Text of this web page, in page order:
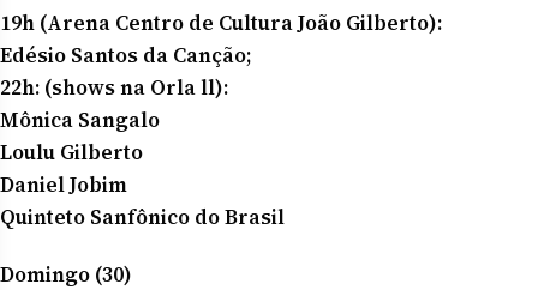
19h (Arena Centro de Cultura João Gilberto):
Edésio Santos da Canção;
22h: (shows na Orla ll):
Mônica Sangalo
Loulu Gilberto
Daniel Jobim
Quinteto Sanfônico do Brasil
Domingo (30)